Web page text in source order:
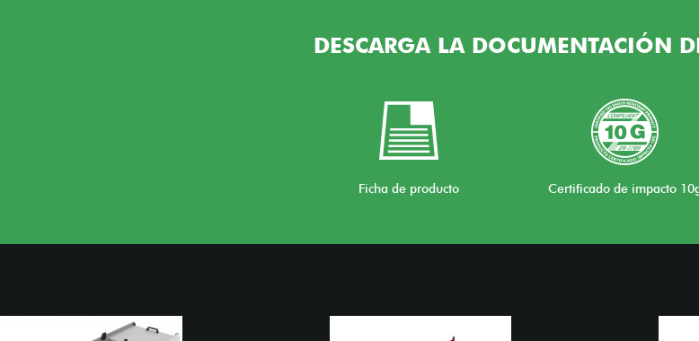
DESCARGA LA DOCUMENTACIÓN
Ficha de producto Certificado de impacto